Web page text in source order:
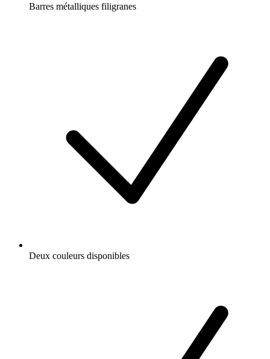
Barres métalliques filigranes
Deux couleurs disponibles